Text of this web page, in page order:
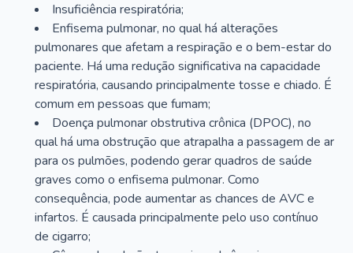
Insuficiência respiratória;
Enfisema pulmonar, no qual há alterações
pulmonares que afetam a respiração e o bem-estar do
paciente. Há uma redução significativa na capacidade
respiratória, causando principalmente tosse e chiado. É
comum em pessoas que fumam;
Doença pulmonar obstrutiva crônica (DPOC), no
qual há uma obstrução que atrapalha a passagem de ar
para os pulmões, podendo gerar quadros de saúde
graves como o enfisema pulmonar. Como
consequência, pode aumentar as chances de AVC e
infartos. É causada principalmente pelo uso contínuo
de cigarro;